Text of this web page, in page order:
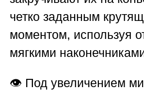
четко заданным
моментом, используя
мягкими
👁️ Под увеличением